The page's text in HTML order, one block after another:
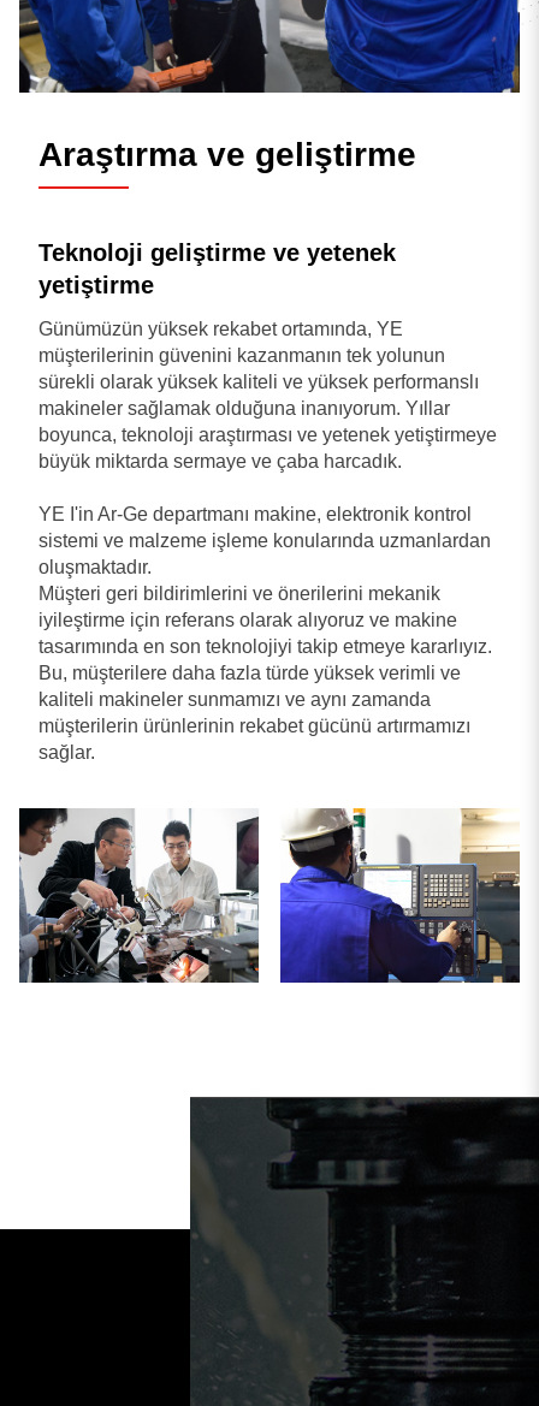
Araştırma ve geliştirme
Teknoloji geliştirme ve yetenek
yetiştirme
Günümüzün yüksek rekabet ortamında, YE
müşterilerinin güvenini kazanmanın tek yolunun
sürekli olarak yüksek kaliteli ve yüksek performanslı
makineler sağlamak olduğuna inanıyorum. Yıllar
boyunca, teknoloji araştırması ve yetenek yetiştirmeye
büyük miktarda sermaye ve çaba harcadık.
YE I'in Ar-Ge departmanı makine, elektronik kontrol
sistemi ve malzeme işleme konularında uzmanlardan
oluşmaktadır.
Müşteri geri bildirimlerini ve önerilerini mekanik
iyileştirme için referans olarak alıyoruz ve makine
tasarımında en son teknolojiyi takip etmeye kararlıyız.
Bu, müşterilere daha fazla türde yüksek verimli ve
kaliteli makineler sunmamızı ve aynı zamanda
müşterilerin ürünlerinin rekabet gücünü artırmamızı
sağlar.